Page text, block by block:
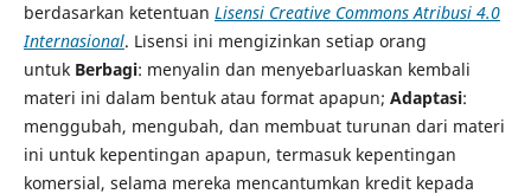
berdasarkan ketentuan Lisensi Creative Commons Atribusi 4.0
Internasional. Lisensi ini mengizinkan setiap orang
untuk Berbagi: menyalin dan menyebarluaskan kembali
materi ini dalam bentuk atau format apapun; Adaptasi:
menggubah, mengubah, dan membuat turunan dari materi
ini untuk kepentingan apapun, termasuk kepentingan
komersial, selama mereka mencantumkan kredit kepada